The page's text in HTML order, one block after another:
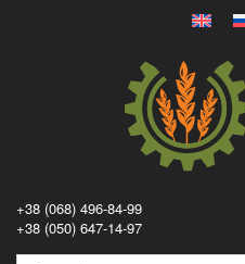
+38 (068) 496-84-99
+38 (050) 647-14-97